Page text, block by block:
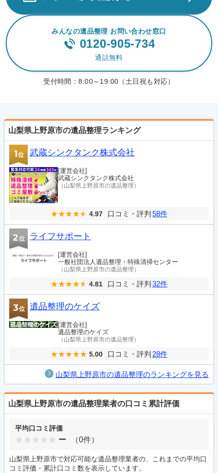
みんなの遺品整理 お問い合わせ窓口
0120-905-734
通話無料
受付時間：8:00～19:00（土日祝も対応）
山梨県上野原市の遺品整理ランキング
1位 武蔵シンクタンク株式会社
[運営会社]
武蔵シンクタンク株式会社
（山梨県上野原市の遺品整理）
4.97 口コミ・評判 58件
2位 ライフサポート
[運営会社]
一般社団法人遺品整理・特殊清掃センター
（山梨県上野原市の遺品整理）
4.81 口コミ・評判 32件
3位 遺品整理のケイズ
[運営会社]
遺品整理のケイズ
（山梨県上野原市の遺品整理）
5.00 口コミ・評判 28件
山梨県上野原市の遺品整理のランキングを見る
山梨県上野原市の遺品整理業者の口コミ累計評価
平均口コミ評価
ー （0件）
山梨県上野原市で対応可能な遺品整理業者の、これまでの平均口
コミ評価・累計口コミ数を表示しています。